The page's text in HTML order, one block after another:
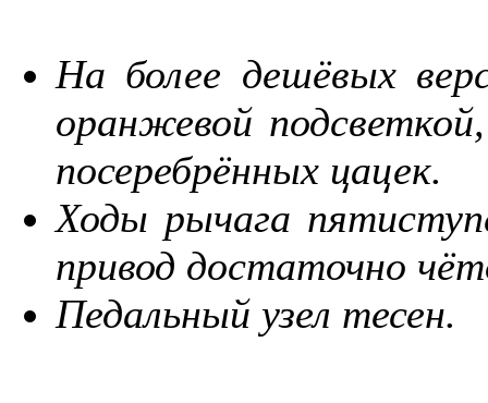
На более дешёвых
оранжевой
посеребрённых цацек.
Ходы рычага
привод достаточно
Педальный узел тесен.